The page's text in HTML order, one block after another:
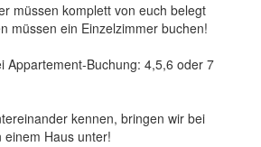
müssen komplett von euch belegt
müssen ein Einzelzimmer buchen!
Appartement-Buchung: 4,5,6 oder 7
kennen, bringen wir bei
Haus unter!